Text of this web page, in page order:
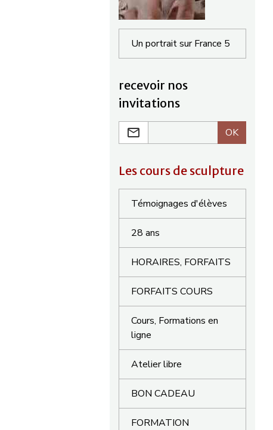
Un portrait sur France 5
recevoir nos
invitations
OK
Les cours de sculpture
Témoignages d'élèves
28 ans
HORAIRES, FORFAITS
FORFAITS COURS
Cours, Formations en
ligne
Atelier libre
BON CADEAU
FORMATION